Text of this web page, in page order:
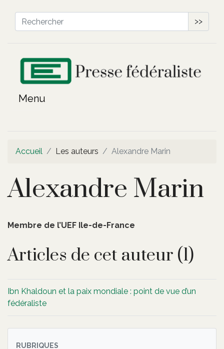
>>
Accueil Les auteurs Alexandre Marin
Alexandre Marin
Membre de l’UEF Ile-de-France
Articles de cet auteur (1)
Ibn Khaldoun et la paix mondiale : point de vue d’un
fédéraliste
RUBRIQUES